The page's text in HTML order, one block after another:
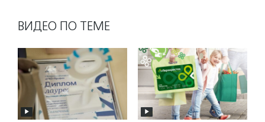
ВИДЕО ПО ТЕМЕ